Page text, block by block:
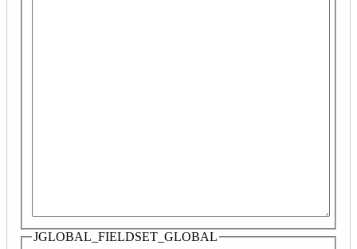
JGLOBAL_FIELDSET_GLOBAL